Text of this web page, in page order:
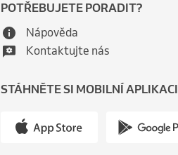
POTŘEBUJETE PORADIT?
Nápověda
Kontaktujte nás
STÁHNĚTE SI MOBILNÍ APLIKACI